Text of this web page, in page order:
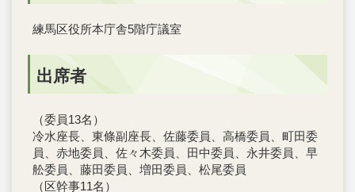
練馬区役所本庁舎5階庁議室
出席者
（委員13名）
冷水座長、東條副座長、佐藤委員、高橋委員、町田委
員、赤地委員、佐々木委員、田中委員、永井委員、早
舩委員、藤田委員、増田委員、松尾委員
（区幹事11名）